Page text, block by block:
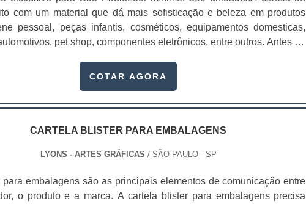
com um material que dá mais sofisticação e beleza em produtos
pessoal, peças infantis, cosméticos, equipamentos domesticas,
pet shop, componentes eletrônicos, entre outros. Antes de
na produção das embalagens.Essas car...
COTAR AGORA
CARTELA BLISTER PARA EMBALAGENS
LYONS - ARTES GRÁFICAS / SÃO PAULO - SP
para embalagens são as principais elementos de comunicação entre
o produto e a marca. A cartela blister para embalagens precisa